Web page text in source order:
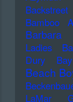
Backstreet
Bamboo
Barbara
Ladies
Dury
Beach
LaMar